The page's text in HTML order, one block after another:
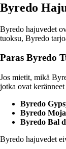
Byredo
Byredo hajuvedet
tuoksu, Byredo
Paras Byredo
Jos mietit, mikä
jotka ovat
Byredo
Byredo
Byredo Bal
Byredo hajuvedet